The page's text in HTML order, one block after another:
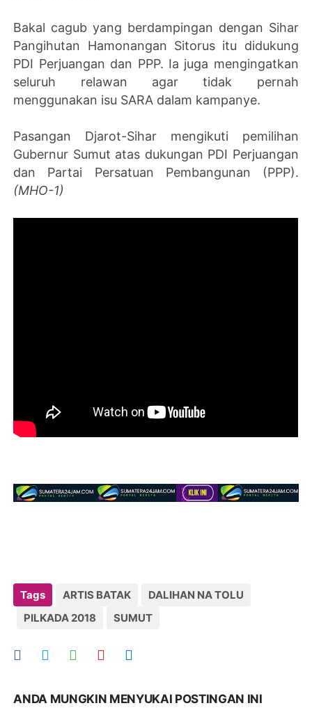
Bakal cagub yang berdampingan dengan Sihar
Pangihutan Hamonangan Sitorus itu didukung
PDI Perjuangan dan PPP. Ia juga mengingatkan
seluruh relawan agar tidak pernah
menggunakan isu SARA dalam kampanye.
Pasangan Djarot-Sihar mengikuti pemilihan
Gubernur Sumut atas dukungan PDI Perjuangan
dan Partai Persatuan Pembangunan (PPP).
(MHO-1)
Tags ARTIS BATAK
DALIHAN NA TOLU
PILKADA 2018
SUMUT
ANDA MUNGKIN MENYUKAI POSTINGAN INI